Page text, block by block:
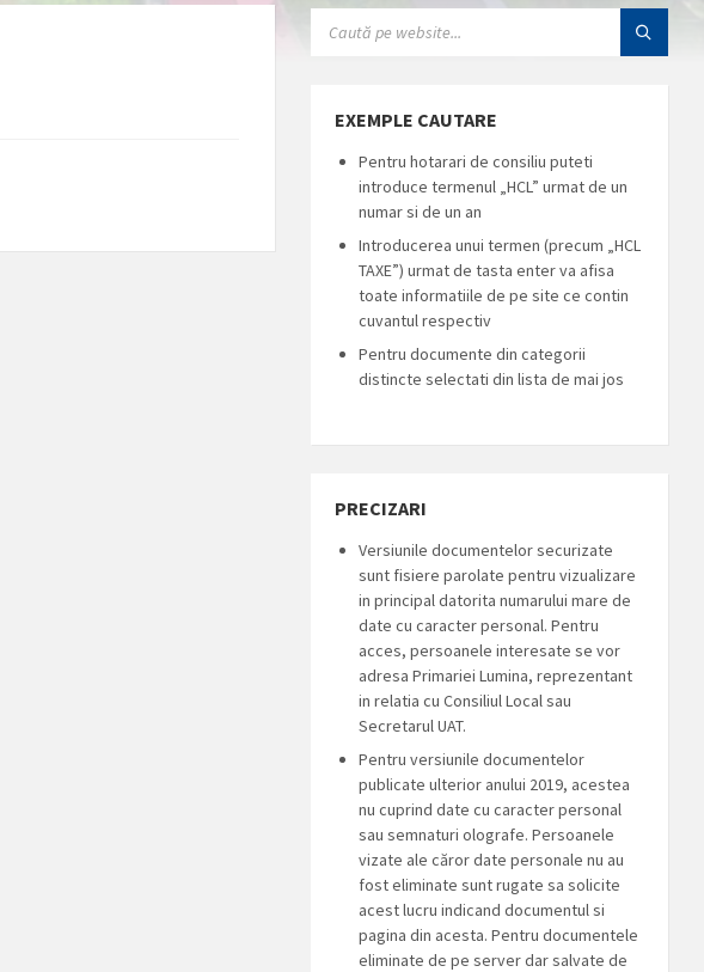
EXEMPLE CAUTARE
Pentru hotarari de consiliu puteti
introduce termenul „HCL” urmat de un
numar si de un an
Introducerea unui termen (precum „HCL
TAXE”) urmat de tasta enter va afisa
toate informatiile de pe site ce contin
cuvantul respectiv
Pentru documente din categorii
distincte selectati din lista de mai jos
PRECIZARI
Versiunile documentelor securizate
sunt fisiere parolate pentru vizualizare
in principal datorita numarului mare de
date cu caracter personal. Pentru
acces, persoanele interesate se vor
adresa Primariei Lumina, reprezentant
in relatia cu Consiliul Local sau
Secretarul UAT.
Pentru versiunile documentelor
publicate ulterior anului 2019, acestea
nu cuprind date cu caracter personal
sau semnaturi olografe. Persoanele
vizate ale căror date personale nu au
fost eliminate sunt rugate sa solicite
acest lucru indicand documentul si
pagina din acesta. Pentru documentele
eliminate de pe server dar salvate de